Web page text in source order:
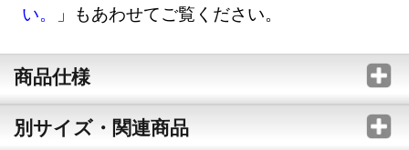
い。
」もあわせてご覧ください。
商品仕様
別サイズ・関連商品